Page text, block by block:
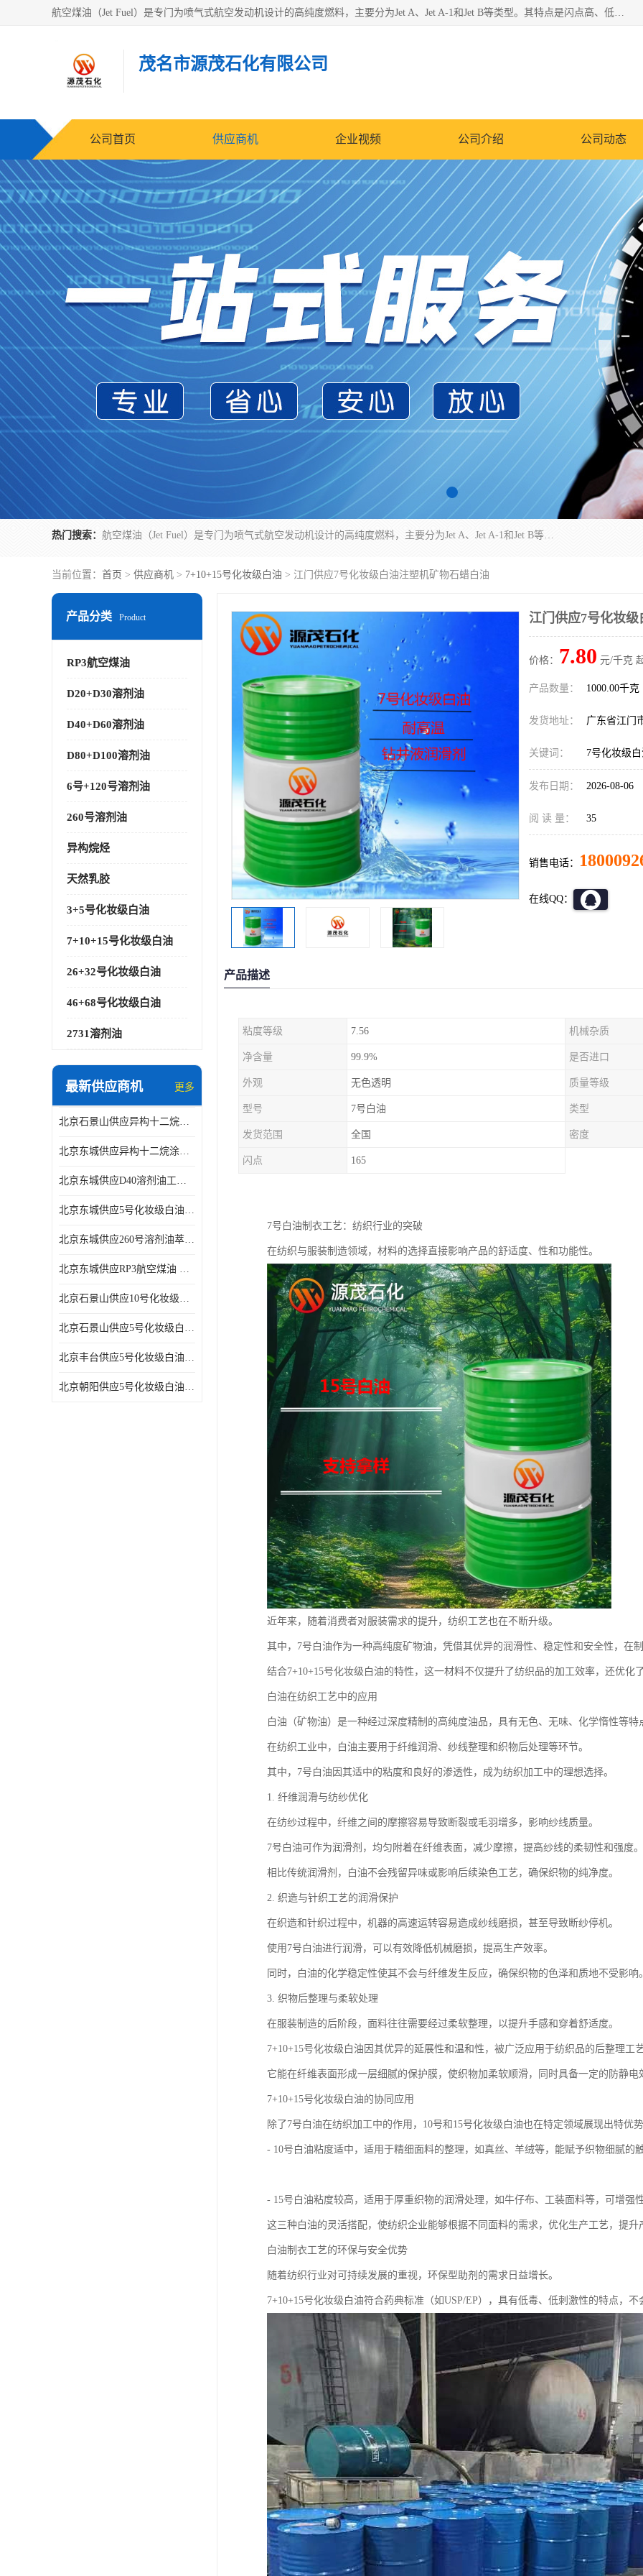
航空煤油（Jet Fuel）是专门为喷气式航空发动机设计的高纯度燃料，主要分为Jet A、Jet A-1和Jet B等类型。其特点是闪点高、低温流动性好，并添加了抗静电剂和抗氧化剂以确保飞行安全。航空煤油需
茂名市源茂石化有限公司
公司首页 供应商机 企业视频 公司介绍 公司动态
热门搜索： 航空煤油（Jet Fuel）是专门为喷气式航空发动机设计的高纯度燃料，主要分为Jet A、Jet A-1和Jet B等类型。其特点是闪点高、低温流动性好，并添加了抗静电剂和抗氧化剂以确保飞行安全。航空煤油需
当前位置： 首页 > 供应商机 > 7+10+15号化妆级白油 > 江门供应7号化妆级白油注塑机矿物石蜡白油
产品分类 Product
RP3航空煤油
D20+D30溶剂油
D40+D60溶剂油
D80+D100溶剂油
6号+120号溶剂油
260号溶剂油
异构烷烃
天然乳胶
3+5号化妆级白油
7+10+15号化妆级白油
26+32号化妆级白油
46+68号化妆级白油
2731溶剂油
最新供应商机 更多
北京石景山供应异构十二烷香精助剂
北京东城供应异构十二烷涂料胶粘油墨稀释剂
北京东城供应D40溶剂油工业金属清洗
北京东城供应5号化妆级白油钻井液润滑剂
北京东城供应260号溶剂油萃取溶剂油金属萃取剂
北京东城供应RP3航空煤油 高含量国标工业级航空煤油燃料油 无色透明
北京石景山供应10号化妆级白油高精密机械润滑油
北京石景山供应5号化妆级白油缝纫机油 设备润滑油
北京丰台供应5号化妆级白油纤维与织物柔软光亮
北京朝阳供应5号化妆级白油纺织时的润滑剂
江门供应7号化妆
价格： 7.80 元/千克
产品数量： 1000.00千克
发货地址： 广东省江门
关键词： 7号化妆级白
发布日期： 2026-08-06
阅 读 量： 35
销售电话：
在线QQ：
产品描述
粘度等级 7.56 机械杂质
净含量 99.9% 是否进口
外观 无色透明 质量等级
型号 7号白油 类型
发货范围 全国 密度
闪点 165
7号白油制衣工艺：纺织行业的突破
在纺织与服装制造领域，材料的选择直接影响产品的舒适度、性和功能性。
近年来，随着消费者对服装需求的提升，纺织工艺也在不断升级。
其中，7号白油作为一种高纯度矿物油，凭借其优异的润滑性、稳定性和安全性，在
结合7+10+15号化妆级白油的特性，这一材料不仅提升了纺织品的加工效率，还优化
白油在纺织工艺中的应用
白油（矿物油）是一种经过深度精制的高纯度油品，具有无色、无味、化学惰性等特
在纺织工业中，白油主要用于纤维润滑、纱线整理和织物后处理等环节。
其中，7号白油因其适中的粘度和良好的渗透性，成为纺织加工中的理想选择。
1. 纤维润滑与纺纱优化
在纺纱过程中，纤维之间的摩擦容易导致断裂或毛羽增多，影响纱线质量。
7号白油可作为润滑剂，均匀附着在纤维表面，减少摩擦，提高纱线的柔韧性和强度。
相比传统润滑剂，白油不会残留异味或影响后续染色工艺，确保织物的纯净度。
2. 织造与针织工艺的润滑保护
在织造和针织过程中，机器的高速运转容易造成纱线磨损，甚至导致断纱停机。
使用7号白油进行润滑，可以有效降低机械磨损，提高生产效率。
同时，白油的化学稳定性使其不会与纤维发生反应，确保织物的色泽和质地不受影响。
3. 织物后整理与柔软处理
在服装制造的后阶段，面料往往需要经过柔软整理，以提升手感和穿着舒适度。
7+10+15号化妆级白油因其优异的延展性和温和性，被广泛应用于纺织品的后整理工艺
它能在纤维表面形成一层细腻的保护膜，使织物加柔软顺滑，同时具备一定的防静电
7+10+15号化妆级白油的协同应用
除了7号白油在纺织加工中的作用，10号和15号化妆级白油也在特定领域展现出特优势
- 10号白油粘度适中，适用于精细面料的整理，如真丝、羊绒等，能赋予织物细腻的触
- 15号白油粘度较高，适用于厚重织物的润滑处理，如牛仔布、工装面料等，可增强
这三种白油的灵活搭配，使纺织企业能够根据不同面料的需求，优化生产工艺，提升
白油制衣工艺的环保与安全优势
随着纺织行业对可持续发展的重视，环保型助剂的需求日益增长。
7+10+15号化妆级白油符合药典标准（如USP/EP），具有低毒、低刺激性的特点，不